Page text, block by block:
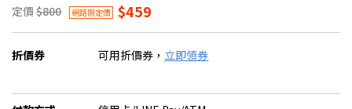
定價 $800 網路限定價 $459
折價券 可用折價券， 立即領券